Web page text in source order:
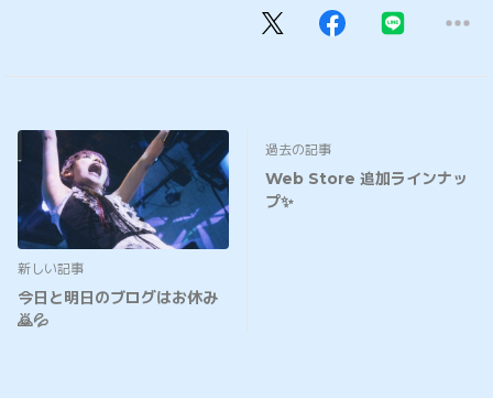
新しい記事
今日と明日のブログはお休み
🙇💦
過去の記事
Web Store 追加ラインナッ
プ✨